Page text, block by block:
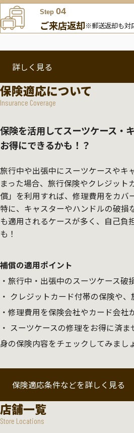
Step 04
ご来店返却※郵送返却も対
詳しく見る
保険適応について
Insurance Coverage
保険を活用してスーツケース・
お得にできるかも！？
旅行中や出張中にスーツケースやキ
まった場合、旅行保険やクレジット
償」を利用すれば、修理費用をカバ
特に、キャスターやハンドルの破損
も適用されるケースが多く、自己負
も！
補償の適用ポイント
旅行中・出張中のスーツケース破
クレジットカード付帯の保険や
修理費用を保険会社やカード会社
スーツケースの修理をお得に済
身の保険内容をチェックしてみまし
保険適応条件などを詳しく見る
店舗一覧
Store Locations